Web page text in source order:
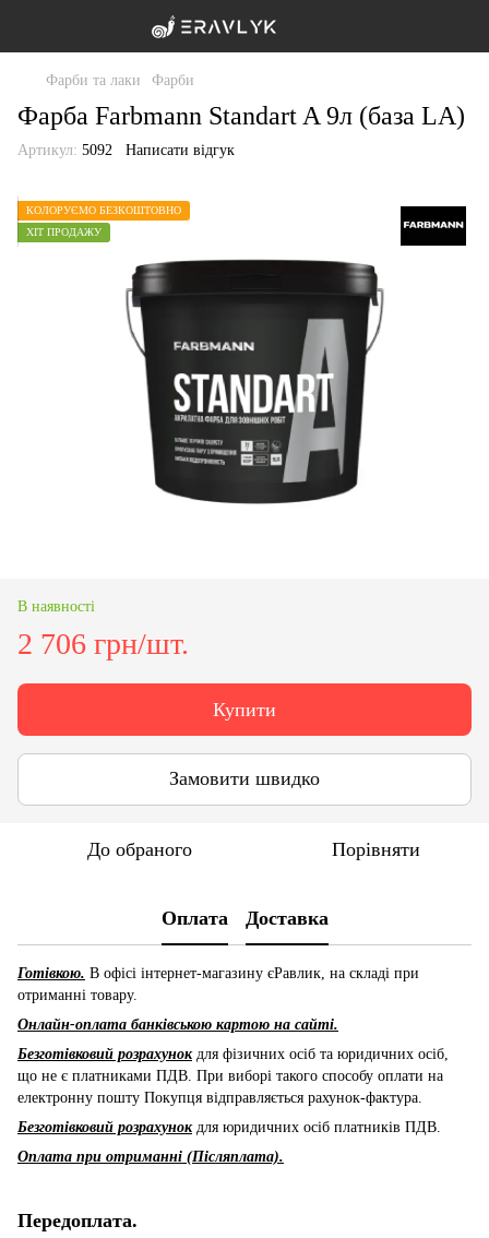
Фарби та лаки Фарби
Фарба Farbmann Standart A 9л (база LA)
Артикул: 5092 Написати відгук
КОЛОРУЄМО БЕЗКОШТОВНО
ХІТ ПРОДАЖУ
В наявності
2 706 грн/шт.
Купити
Замовити швидко
До обраного Порівняти
Оплата Доставка
Готівкою. В офісі інтернет-магазину єРавлик, на складі при
отриманні товару.
Онлайн-оплата банківською картою на сайті.
Безготівковий розрахунокдля фізичних осіб та юридичних осіб,
що не є платниками ПДВ. При виборі такого способу оплати на
електронну пошту Покупця відправляється рахунок-фактура.
Безготівковий розрахунокдля юридичних осіб платників ПДВ.
Оплата при отриманні (Післяплата).
Передоплата.